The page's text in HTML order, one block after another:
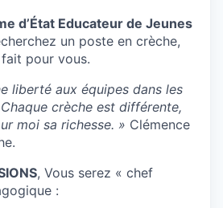
d’État Educateur de Jeunes
un poste en crèche,
pour vous.
liberté aux équipes dans les
crèche est différente,
moi sa richesse. » Clémence
, Vous serez « chef
: